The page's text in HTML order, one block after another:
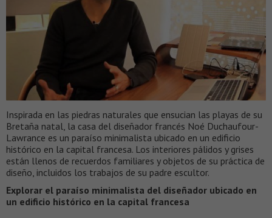
Inspirada en las piedras naturales que ensucian las playas de su
Bretaña natal, la casa del diseñador francés Noé Duchaufour-
Lawrance es un paraíso minimalista ubicado en un edificio
histórico en la capital francesa. Los interiores pálidos y grises
están llenos de recuerdos familiares y objetos de su práctica de
diseño, incluidos los trabajos de su padre escultor.
Explorar el paraíso minimalista del diseñador ubicado en
un edificio histórico en la capital francesa